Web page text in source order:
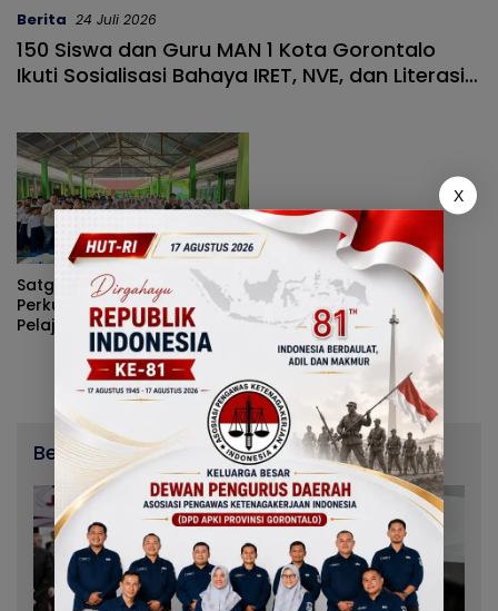
Berita 24 Juli 2026
150 Siswa dan Guru MAN 1 Kota Gorontalo
Ikuti Sosialisasi Bahaya IRET, NVE, dan Literasi
Satgaswil Gorontalo
Perkuat Literasi Kebangsaan
Pelajar SMPN 12 Kota
Gorontalo
Berita Terbaru
X